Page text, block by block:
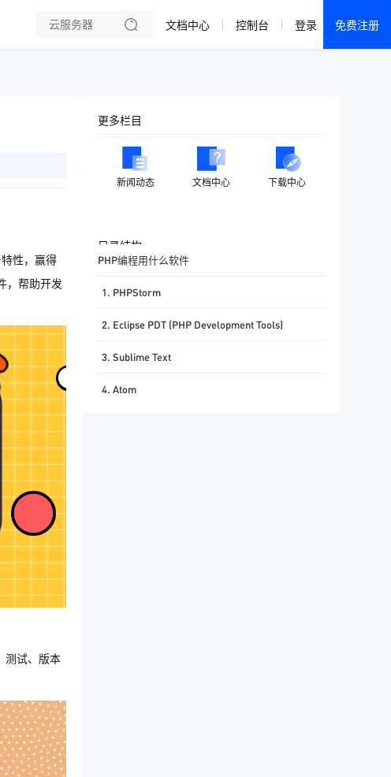
成都电信·云服务器
香港大带宽 · CN2
宁波电信·云服务器
文档中心 控制台 登录 免费注册
性，赢得
，帮助开发
测试、版本
更多栏目
新闻动态 文档中心 下载中心
目录结构
PHP编程用什么软件
1. PHPStorm
2. Eclipse PDT (PHP Development Tools)
3. Sublime Text
4. Atom